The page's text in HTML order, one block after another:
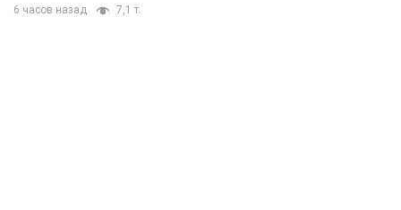
6 часов назад 7,1 т.